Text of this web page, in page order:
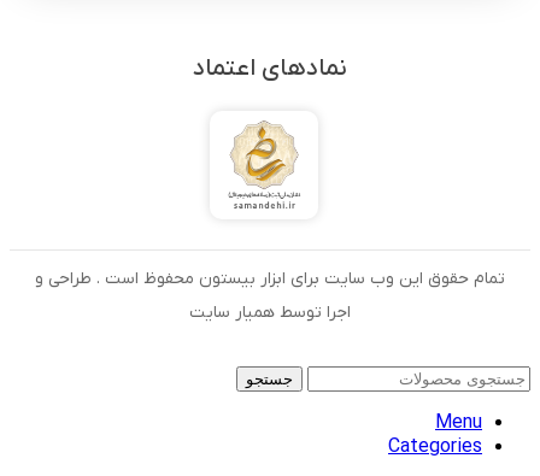
نمادهای اعتماد
تمام حقوق این وب سایت برای ابزار بیستون محفوظ است . طراحی و
اجرا توسط همیار سایت
جستجو
Menu
Categories